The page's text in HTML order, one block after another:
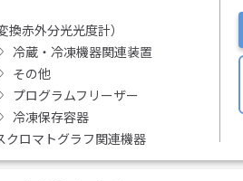
赤外分光光度計）
冷蔵・冷凍機器関連装置
その他
プログラムフリーザー
冷凍保存容器
クロマトグラフ関連機器